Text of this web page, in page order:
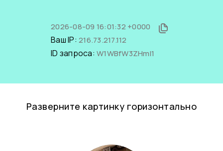
2026-08-09 16:01:32 +0000
Ваш IP: 216.73.217.112
ID запроса: W1WBfW3ZHmI1
Разверните картинку горизонтально